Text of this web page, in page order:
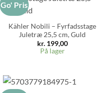
Go' Pris
Kähler Nobili – Fyrfadsstage
Juletræ 25,5 cm, Guld
kr.199,00
På lager